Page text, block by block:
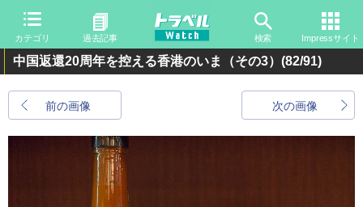
カテゴリ 過去記事 検索 Impressサイト
中国返還20周年を控える香港のいま（その3） (82/91)
前の画像 次の画像